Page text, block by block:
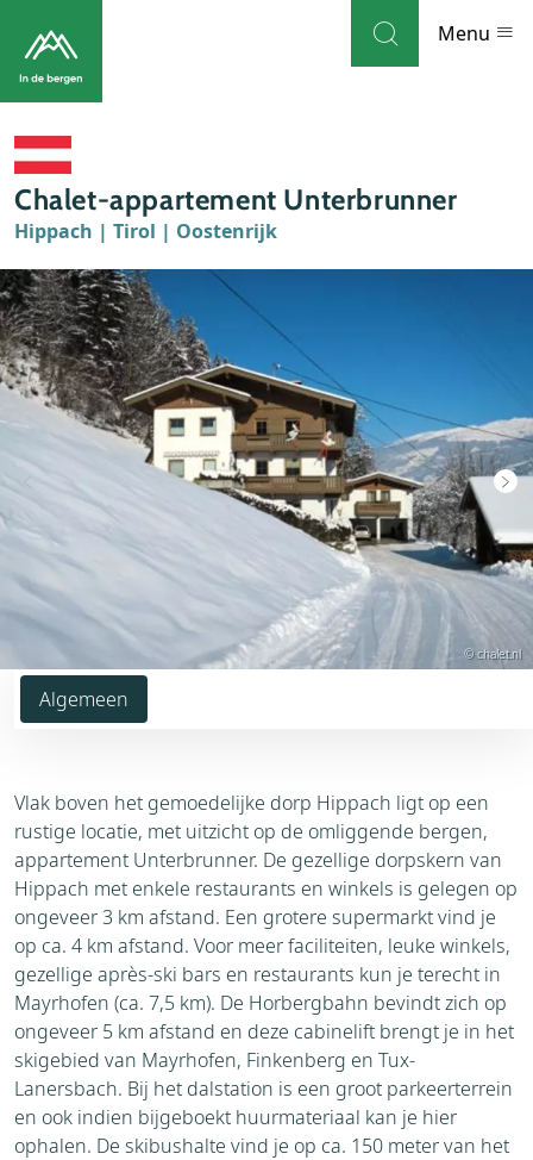
Menu
Bestemmingen
Weblog
Accommodaties
Thema's
Bezienswaardigheden
Tips
Chalet-appartement Unterbrunner
Hippach | Tirol | Oostenrijk
Algemeen
© chalet.nl
Vlak boven het gemoedelijke dorp Hippach ligt op een
rustige locatie, met uitzicht op de omliggende bergen,
appartement Unterbrunner. De gezellige dorpskern van
Hippach met enkele restaurants en winkels is gelegen op
ongeveer 3 km afstand. Een grotere supermarkt vind je
op ca. 4 km afstand. Voor meer faciliteiten, leuke winkels,
gezellige après-ski bars en restaurants kun je terecht in
Mayrhofen (ca. 7,5 km). De Horbergbahn bevindt zich op
ongeveer 5 km afstand en deze cabinelift brengt je in het
skigebied van Mayrhofen, Finkenberg en Tux-
Lanersbach. Bij het dalstation is een groot parkeerterrein
en ook indien bijgeboekt huurmateriaal kan je hier
ophalen. De skibushalte vind je op ca. 150 meter van het